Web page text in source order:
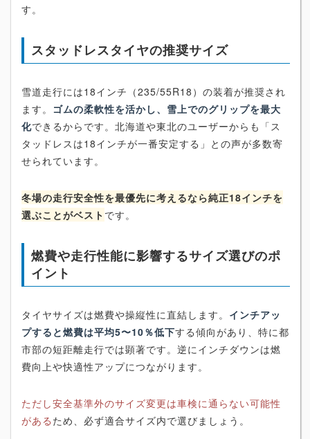
す。
スタッドレスタイヤの推奨サイズ
雪道走行には18インチ（235/55R18）の装着が推奨され
ます。 ゴムの柔軟性を活かし、雪上でのグリップを最大
化できるからです。北海道や東北のユーザーからも「ス
タッドレスは18インチが一番安定する」との声が多数寄
せられています。
冬場の走行安全性を最優先に考えるなら純正18インチを
選ぶことがベスト です。
燃費や走行性能に影響するサイズ選びのポ
イント
タイヤサイズは燃費や操縦性に直結します。 インチアッ
プすると燃費は平均5〜10％低下する傾向があり、特に都
市部の短距離走行では顕著です。逆にインチダウンは燃
費向上や快適性アップにつながります。
ただし安全基準外のサイズ変更は車検に通らない可能性
がある ため、必ず適合サイズ内で選びましょう。